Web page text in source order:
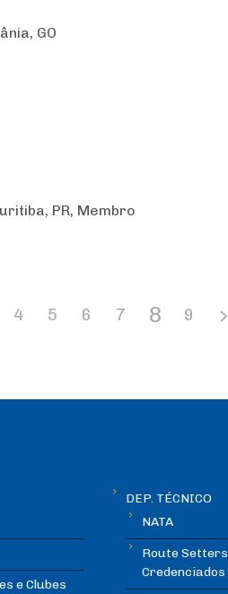
GO
PR, Membro
4 5 6 7 8 9
e Clubes
DEP. TÉCNICO
NATA
Route Setters
Credenciados